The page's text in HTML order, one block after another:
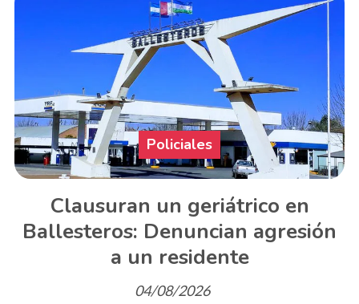
Clausuran un geriátrico en
Ballesteros: Denuncian agresión
a un residente
Policiales
04/08/2026